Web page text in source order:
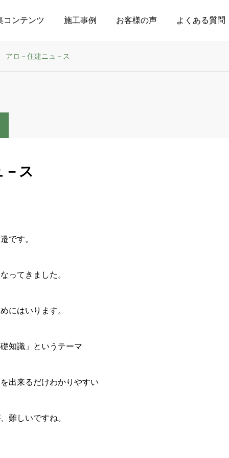
コンテンツ 施工事例 お客様の声 よくある質問
アロ－住建ニュ－ス
ス
です。
ってきました。
にはいります。
知識」というテーマ
出来るだけわかりやすい
難しいですね。